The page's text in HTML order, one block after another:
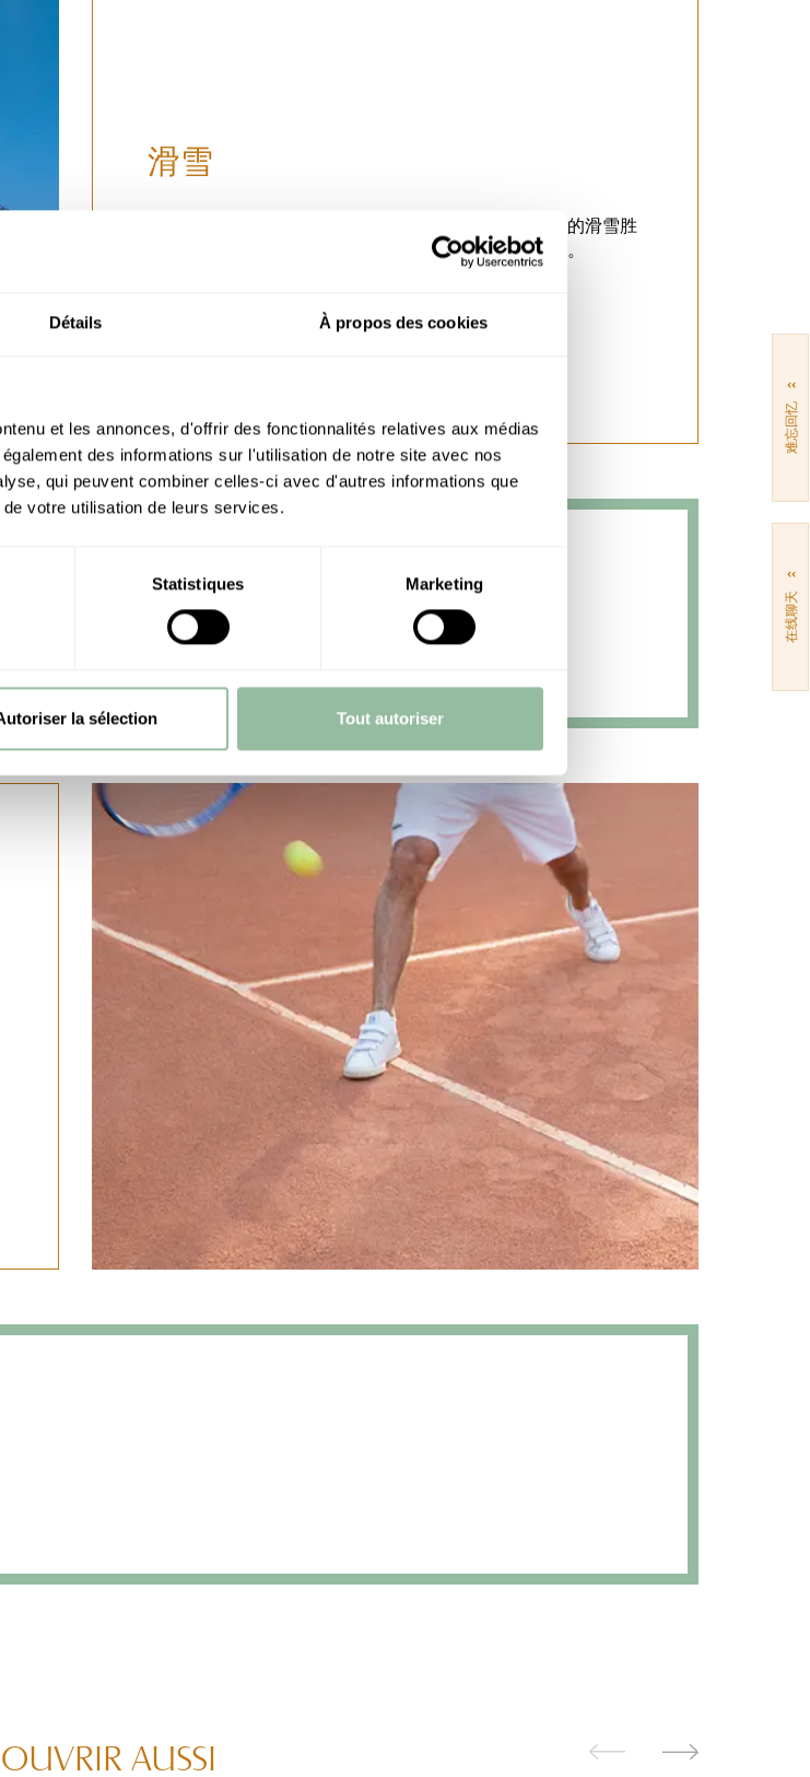
Détails À propos des cookies
et les annonces, d'offrir des fonctionnalités relatives aux médias
des informations sur l'utilisation de notre site avec nos
qui peuvent combiner celles-ci avec d'autres informations que
votre utilisation de leurs services.
Statistiques Marketing
la sélection Tout autoriser
滑雪
从马拉喀什开车不到一个小时的车程就可抵达非洲最高的滑雪胜
地，在那里您可以全速滑下轨道或沉迷于其他山区活动。
悬挂式滑翔机
设备租赁
课程教学
AUSSI
在线聊天
››
难忘回忆
››